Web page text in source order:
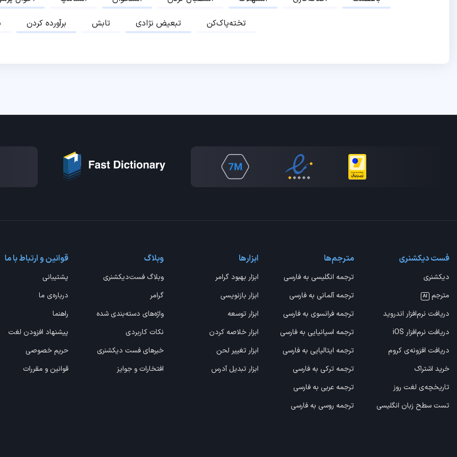
برآورده کردن تابش تبعیض نژادی تخته‌پاک‌کن
فست دیکشنری
دیکشنری
مترجم
AI
دریافت نرم‌افزار اندروید
دریافت نرم‌افزار iOS
دریافت افزونه‌ی کروم
خرید اشتراک
تاریخچه‌ی لغت روز
تست سطح زبان انگلیسی
مترجم‌ها
ترجمه انگلیسی به فارسی
ترجمه آلمانی به فارسی
ترجمه فرانسوی به فارسی
ترجمه اسپانیایی به فارسی
ترجمه ایتالیایی به فارسی
ترجمه ترکی به فارسی
ترجمه عربی به فارسی
ترجمه روسی به فارسی
ابزارها
ابزار بهبود گرامر
ابزار بازنویسی
ابزار توسعه
ابزار خلاصه کردن
ابزار تغییر لحن
ابزار تبدیل آدرس
وبلاگ
وبلاگ فست‌دیکشنری
گرامر
واژه‌های دسته‌بندی شده
نکات کاربردی
خبرهای فست دیکشنری
افتخارات و جوایز
قوانین و ارتباط با ما
پشتیبانی
درباره‌ی ما
راهنما
پیشنهاد افزودن لغت
حریم خصوصی
قوانین و مقررات